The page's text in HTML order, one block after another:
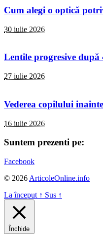
Cum alegi o optică
30 iulie 2026
Lentile progresive
27 iulie 2026
Vederea copilului
16 iulie 2026
Suntem prezenti pe:
Facebook
© 2026 ArticoleOnline.info
La început ↑ Sus ↑
Închide